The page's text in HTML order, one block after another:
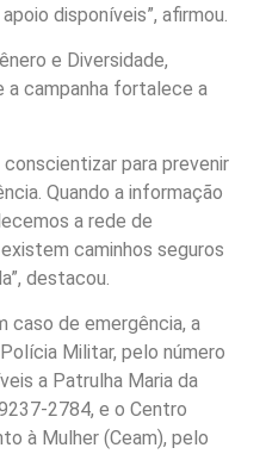
disponíveis”, afirmou.
e Diversidade,
a campanha fortalece a
para prevenir
Quando a informação
a rede de
caminhos seguros
destacou.
caso de emergência, a
Militar, pelo número
a Patrulha Maria da
2784, e o Centro
à Mulher (Ceam), pelo